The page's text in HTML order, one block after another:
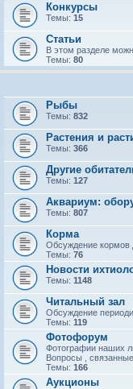
Конкурсы
Темы: 15
Статьи
В этом разделе
Темы: 80
Рыбы
Темы: 832
Растения и
Темы: 366
Другие
Темы: 127
Аквариум:
Темы: 807
Корма
Обсуждение кормов
Темы: 76
Новости
Темы: 1148
Читальный зал
Обсуждение
Темы: 119
Фотофорум
Фотографии наших
Вопросы ,
Темы: 166
Аукционы